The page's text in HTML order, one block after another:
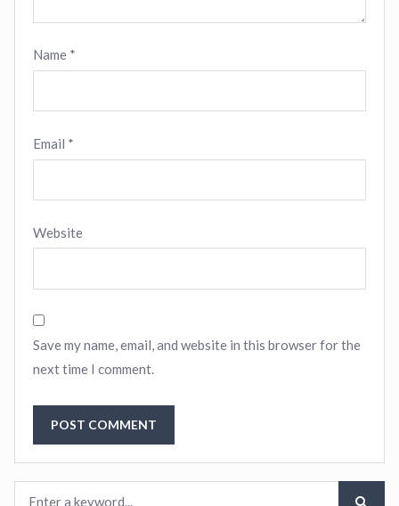
Name *
Email *
Website
Save my name, email, and website in this browser for the
next time I comment.